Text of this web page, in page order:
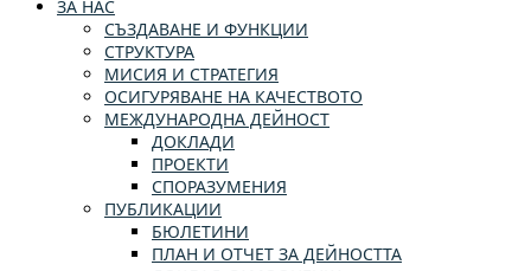
ЗА НАС
СЪЗДАВАНЕ И ФУНКЦИИ
СТРУКТУРА
МИСИЯ И СТРАТЕГИЯ
ОСИГУРЯВАНЕ НА КАЧЕСТВОТО
МЕЖДУНАРОДНА ДЕЙНОСТ
ДОКЛАДИ
ПРОЕКТИ
СПОРАЗУМЕНИЯ
ПУБЛИКАЦИИ
БЮЛЕТИНИ
ПЛАН И ОТЧЕТ ЗА ДЕЙНОСТТА